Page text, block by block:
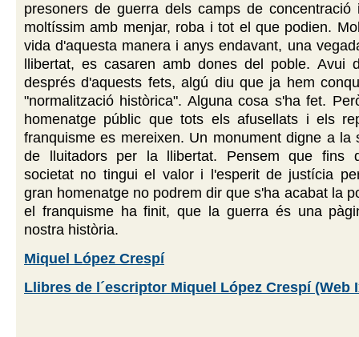
presoners de guerra dels camps de concentració
moltíssim amb menjar, roba i tot el que podien.
vida d'aquesta manera i anys endavant, una
llibertat, es casaren amb dones del poble. Avui
després d'aquests fets, algú diu que ja hem
"normalització històrica". Alguna cosa s'ha fet.
homenatge públic que tots els afusellats i els
franquisme es mereixen. Un monument digne a la
de lluitadors per la llibertat. Pensem que fins
societat no tingui el valor i l'esperit de justícia
gran homenatge no podrem dir que s'ha acabat la
el franquisme ha finit, que la guerra és una
nostra història.
Miquel López Crespí
Llibres de l´escriptor Miquel López Crespí (Web